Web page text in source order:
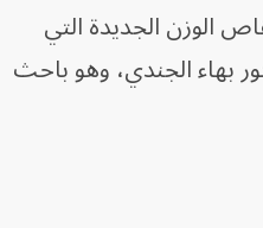
الوزن الجديدة التي
بهاء الجندي، وهو باحث